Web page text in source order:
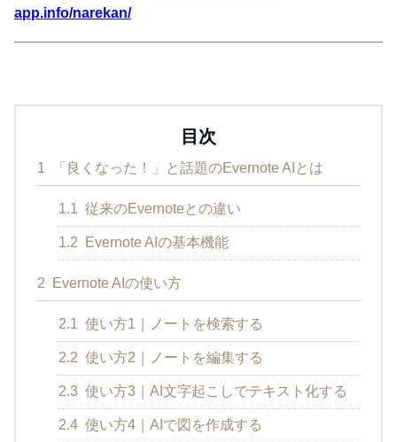
app.info/narekan/
目次
1 「良くなった！」と話題のEvernote AIとは
1.1 従来のEvernoteとの違い
1.2 Evernote AIの基本機能
2 Evernote AIの使い方
2.1 使い方1｜ノートを検索する
2.2 使い方2｜ノートを編集する
2.3 使い方3｜AI文字起こしでテキスト化する
2.4 使い方4｜AIで図を作成する